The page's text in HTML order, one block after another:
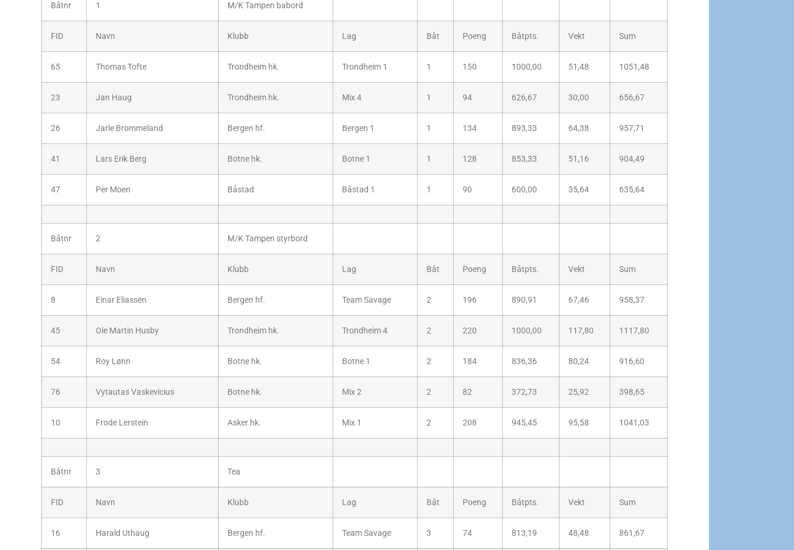
Båtnr 1 M/K Tampen babord
FID Navn Klubb Lag Båt Poeng Båtpts. Vekt Sum
65 Thomas Tofte Trondheim hk. Trondheim 1 1 150 1000,00 51,48 1051,48
23 Jan Haug Trondheim hk. Mix 4 1 94 626,67 30,00 656,67
26 Jarle Brommeland Bergen hf. Bergen 1 1 134 893,33 64,38 957,71
41 Lars Erik Berg Botne hk. Botne 1 1 128 853,33 51,16 904,49
47 Per Moen Båstad Båstad 1 1 90 600,00 35,64 635,64
Båtnr 2 M/K Tampen styrbord
FID Navn Klubb Lag Båt Poeng Båtpts. Vekt Sum
8 Einar Eliassen Bergen hf. Team Savage 2 196 890,91 67,46 958,37
45 Ole Martin Husby Trondheim hk. Trondheim 4 2 220 1000,00 117,80 1117,80
54 Roy Lønn Botne hk. Botne 1 2 184 836,36 80,24 916,60
76 Vytautas Vaskevicius Botne hk. Mix 2 2 82 372,73 25,92 398,65
10 Frode Lerstein Asker hk. Mix 1 2 208 945,45 95,58 1041,03
Båtnr 3 Tea
FID Navn Klubb Lag Båt Poeng Båtpts. Vekt Sum
16 Harald Uthaug Bergen hf. Team Savage 3 74 813,19 48,48 861,67